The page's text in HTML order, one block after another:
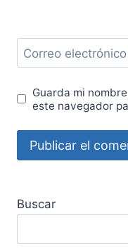
Correo electrónico
Guarda mi
este navegador
Buscar